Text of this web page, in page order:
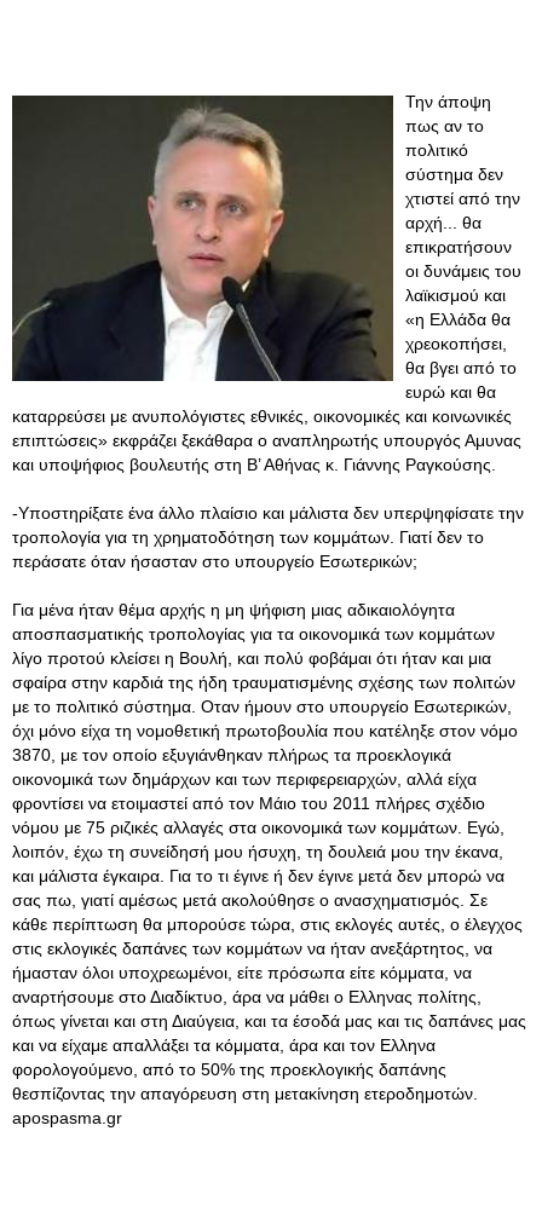
Την άποψη
πως αν το
πολιτικό
σύστημα δεν
χτιστεί από την
αρχή... θα
επικρατήσουν
οι δυνάμεις του
λαϊκισμού και
«η Ελλάδα θα
χρεοκοπήσει,
θα βγει από το
ευρώ και θα
καταρρεύσει με ανυπολόγιστες εθνικές, οικονομικές και κοινωνικές
επιπτώσεις» εκφράζει ξεκάθαρα ο αναπληρωτής υπουργός Αμυνας
και υποψήφιος βουλευτής στη Β’ Αθήνας κ. Γιάννης Ραγκούσης.
-Υποστηρίξατε ένα άλλο πλαίσιο και μάλιστα δεν υπερψηφίσατε την
τροπολογία για τη χρηματοδότηση των κομμάτων. Γιατί δεν το
περάσατε όταν ήσασταν στο υπουργείο Εσωτερικών;
Για μένα ήταν θέμα αρχής η μη ψήφιση μιας αδικαιολόγητα
αποσπασματικής τροπολογίας για τα οικονομικά των κομμάτων
λίγο προτού κλείσει η Βουλή, και πολύ φοβάμαι ότι ήταν και μια
σφαίρα στην καρδιά της ήδη τραυματισμένης σχέσης των πολιτών
με το πολιτικό σύστημα. Οταν ήμουν στο υπουργείο Εσωτερικών,
όχι μόνο είχα τη νομοθετική πρωτοβουλία που κατέληξε στον νόμο
3870, με τον οποίο εξυγιάνθηκαν πλήρως τα προεκλογικά
οικονομικά των δημάρχων και των περιφερειαρχών, αλλά είχα
φροντίσει να ετοιμαστεί από τον Μάιο του 2011 πλήρες σχέδιο
νόμου με 75 ριζικές αλλαγές στα οικονομικά των κομμάτων . Εγώ,
λοιπόν, έχω τη συνείδησή μου ήσυχη, τη δουλειά μου την έκανα,
και μάλιστα έγκαιρα. Για το τι έγινε ή δεν έγινε μετά δεν μπορώ να
σας πω, γιατί αμέσως μετά ακολούθησε ο ανασχηματισμός. Σε
κάθε περίπτωση θα μπορούσε τώρα, στις εκλογές αυτές, ο έλεγχος
στις εκλογικές δαπάνες των κομμάτων να ήταν ανεξάρτητος, να
ήμασταν όλοι υποχρεωμένοι, είτε πρόσωπα είτε κόμματα, να
αναρτήσουμε στο Διαδίκτυο, άρα να μάθει ο Ελληνας πολίτης,
όπως γίνεται και στη Διαύγεια, και τα έσοδά μας και τις δαπάνες μας
και να είχαμε απαλλάξει τα κόμματα, άρα και τον Ελληνα
φορολογούμενο, από το 50% της προεκλογικής δαπάνης
θεσπίζοντας την απαγόρευση στη μετακίνηση ετεροδημοτών.
apospasma.gr